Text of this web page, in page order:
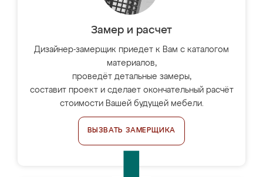
Замер и расчет
Дизайнер-замерщик приедет к Вам с каталогом
материалов,
проведёт детальные замеры,
составит проект и сделает окончательный расчёт
стоимости Вашей будущей мебели.
ВЫЗВАТЬ ЗАМЕРЩИКА